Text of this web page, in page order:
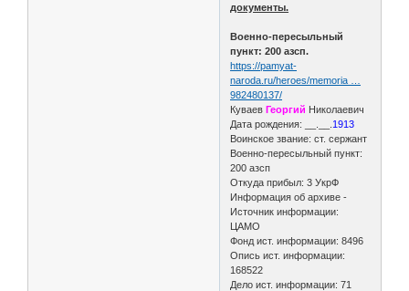
документы.
Военно-пересыльный
пункт: 200 азсп.
https://pamyat-
naroda.ru/heroes/memoria …
982480137/
Куваев Георгий Николаевич
Дата рождения: __.__. 1913
Воинское звание: ст. сержант
Военно-пересыльный пункт:
200 азсп
Откуда прибыл: 3 УкрФ
Информация об архиве -
Источник информации:
ЦАМО
Фонд ист. информации: 8496
Опись ист. информации:
168522
Дело ист. информации: 71